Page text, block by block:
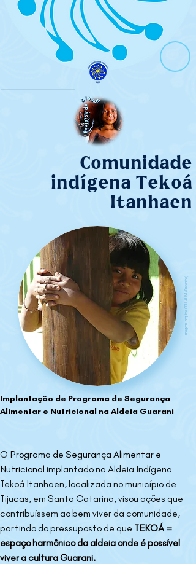
Comunidade
indígena Tekoá
Itanhaen
imagem: arquivo CEU AUM (Encontro)
Implantação de Programa de Segurança
Alimentar e Nutricional na Aldeia Guarani
O Programa de Segurança Alimentar e
Nutricional implantado na Aldeia Indígena
Tekoá Itanhaen, localizada no município de
Tijucas, em Santa Catarina, visou ações que
contribuíssem ao bem viver da comunidade,
partindo do pressuposto de que TEKOÁ =
espaço harmônico da aldeia onde é possível
viver a cultura Guarani.